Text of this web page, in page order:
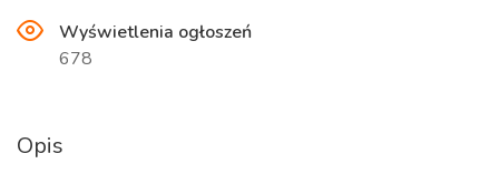
Wyświetlenia ogłoszeń
678
Opis